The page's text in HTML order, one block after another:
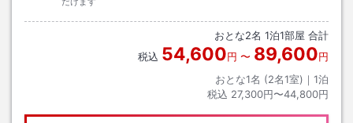
おとな2名 1泊1部屋 合計
税込 54,600円 〜 89,600円
おとな1名 (2名1室)｜ 1泊
税込 27,300円〜44,800円